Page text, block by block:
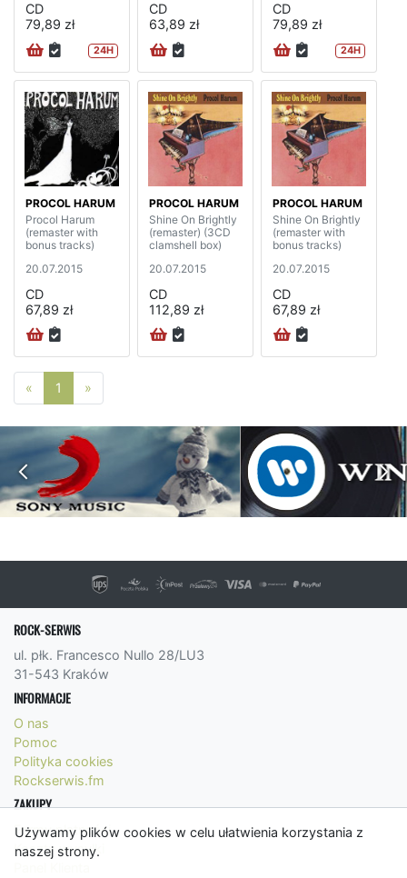
Używamy plików cookies w celu ułatwienia korzystania z
naszej strony.
CD
79,89 zł
24H
CD
63,89 zł
CD
79,89 zł
24H
PROCOL HARUM
Procol Harum
(remaster with
bonus tracks)
20.07.2015
CD
67,89 zł
PROCOL HARUM
Shine On Brightly
(remaster) (3CD
clamshell box)
20.07.2015
CD
112,89 zł
PROCOL HARUM
Shine On Brightly
(remaster with
bonus tracks)
20.07.2015
CD
67,89 zł
« Poprzednia strona
1 »
ROCK-SERWIS
ul. płk. Francesco Nullo 28/LU3
31-543 Kraków
INFORMACJE
O nas
Pomoc
Polityka cookies
Rockserwis.fm
ZAKUPY
Formy płatności
Koszty wysyłki